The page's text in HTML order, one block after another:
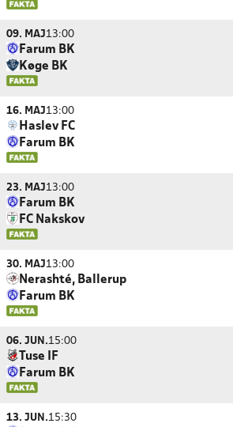
09. MAJ13:00
Farum BK
Køge BK
16. MAJ13:00
Haslev FC
Farum BK
23. MAJ13:00
Farum BK
FC Nakskov
30. MAJ13:00
Nerashté, Ballerup
Farum BK
06. JUN.15:00
Tuse IF
Farum BK
13. JUN.15:30